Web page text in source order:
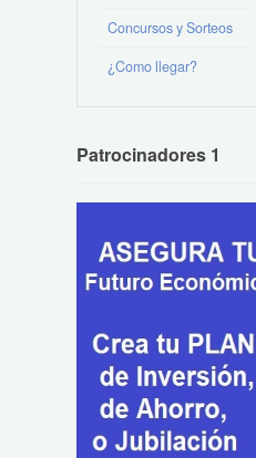
Concursos y Sorteos
¿Como llegar?
Patrocinadores 1